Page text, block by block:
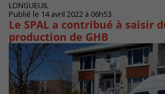
LONGUEUIL
Publié le 14 avril 2022 à 06h53
Le SPAL a contribué à saisir
production de GHB